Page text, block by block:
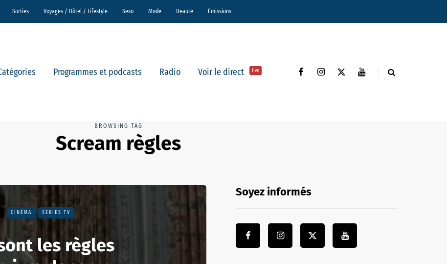
Sorties Voyages / Hôtel / Lifestyle Sexo Mode Beauté Émissions
Programmes et podcasts Radio Voir le direct live
BROWSING TAG
Scream règles
CINÉMA SÉRIES TV
les règles
Soyez informés